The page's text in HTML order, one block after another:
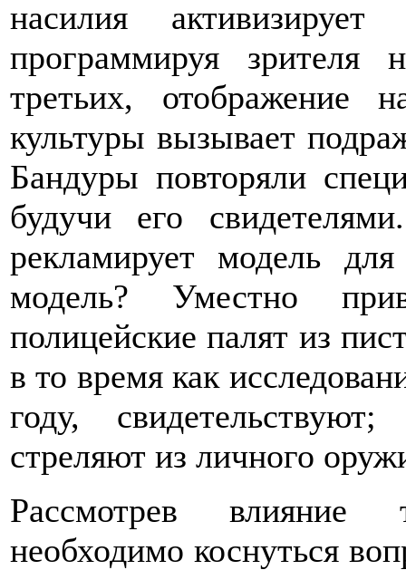
насилия
программируя зрителя
третьих, отображение
культуры вызывает
Бандуры повторяли
будучи его
рекламирует модель
модель? Уместно
полицейские палят из
в то время как
году,
стреляют из личного
Рассмотрев влияние
необходимо коснуться